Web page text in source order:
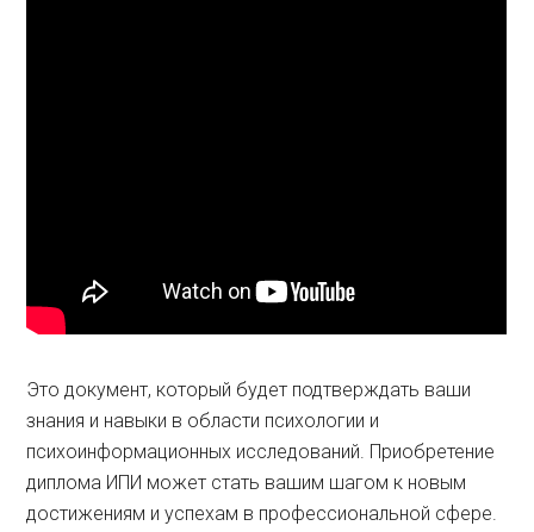
Это документ, который будет подтверждать ваши
знания и навыки в области психологии и
психоинформационных исследований. Приобретение
диплома ИПИ может стать вашим шагом к новым
достижениям и успехам в профессиональной сфере.